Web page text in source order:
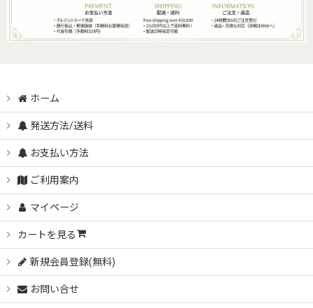
ホーム
発送方法/送料
お支払い方法
ご利用案内
マイページ
カートを見る
新規会員登録(無料)
お問い合せ